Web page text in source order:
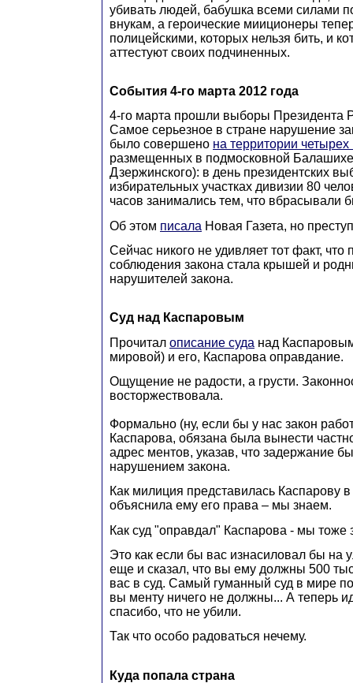
убивать людей, бабушка всеми силами
внукам, а героические мииционеры
полицейскими, которых нельзя бить, и
аттестуют своих подчиненных.
События 4-го марта 2012 года
4-го марта прошли выборы Президента
Самое серьезное в стране нарушение
было совершено на территории
размещенных в подмосковной
Дзержинского): в день президентских
избирательных участках дивизии 80
часов занимались тем, что вбрасывали
Об этом писала Новая Газета, но
Сейчас никого не удивляет тот факт, что
соблюдения закона стала крышей и
нарушителей закона.
Суд над Каспаровым
Прочитал описание суда над
мировой) и его, Каспарова оправдание.
Ощущение не радости, а грусти.
восторжествовала.
Формально (ну, если бы у нас закон
Каспарова, обязана была вынести
адрес ментов, указав, что задержание
нарушением закона.
Как милиция представилась Каспарову в
объяснила ему его права – мы знаем.
Как суд "оправдал" Каспарова - мы тоже
Это как если бы вас изнасиловал бы на
еще и сказал, что вы ему должны 500
вас в суд. Самый гуманный суд в мире
вы менту ничего не должны... А теперь
спасибо, что не убили.
Так что особо радоваться нечему.
Куда попала страна